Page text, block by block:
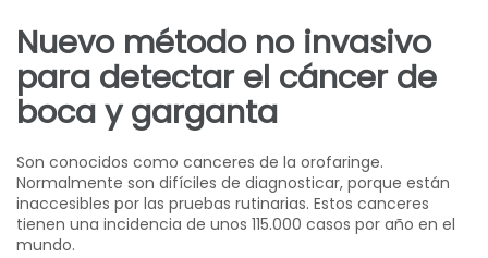
Nuevo método no invasivo
para detectar el cáncer de
boca y garganta
Son conocidos como canceres de la orofaringe.
Normalmente son difíciles de diagnosticar, porque están
inaccesibles por las pruebas rutinarias. Estos canceres
tienen una incidencia de unos 115.000 casos por año en el
mundo.